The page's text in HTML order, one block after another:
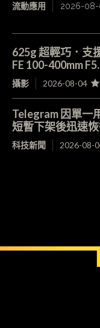
流動應用 2026-08-
625g 超輕巧．支
FE 100-400mm
攝影 2026-08-04
Telegram 因單一
短暫下架後迅速
科技新聞 2026-08-